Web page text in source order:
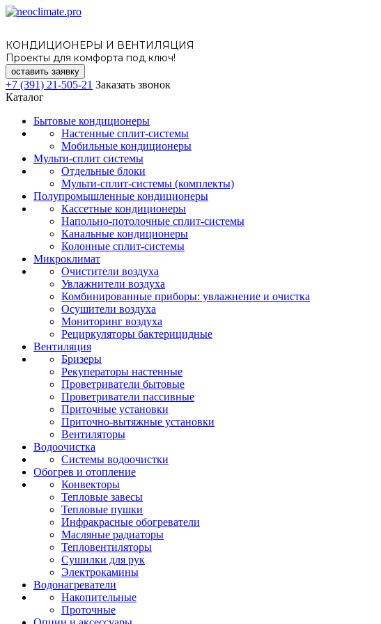
КОНДИЦИОНЕРЫ И ВЕНТИЛЯЦИЯ
Проекты для комфорта под ключ!
оставить заявку
+7 (391) 21-505-21 Заказать звонок
Каталог
Бытовые кондиционеры
Настенные сплит-системы
Мобильные кондиционеры
Мульти-сплит системы
Отдельные блоки
Мульти-сплит-системы (комплекты)
Полупромышленные кондиционеры
Кассетные кондиционеры
Напольно-потолочные сплит-системы
Канальные кондиционеры
Колонные сплит-системы
Микроклимат
Очистители воздуха
Увлажнители воздуха
Комбинированные приборы: увлажнение и очистка
Осушители воздуха
Мониторинг воздуха
Рециркуляторы бактерицидные
Вентиляция
Бризеры
Рекуператоры настенные
Проветриватели бытовые
Проветриватели пассивные
Приточные установки
Приточно-вытяжные установки
Вентиляторы
Водоочистка
Системы водоочистки
Обогрев и отопление
Конвекторы
Тепловые завесы
Тепловые пушки
Инфракрасные обогреватели
Масляные радиаторы
Тепловентиляторы
Сушилки для рук
Электрокамины
Водонагреватели
Накопительные
Проточные